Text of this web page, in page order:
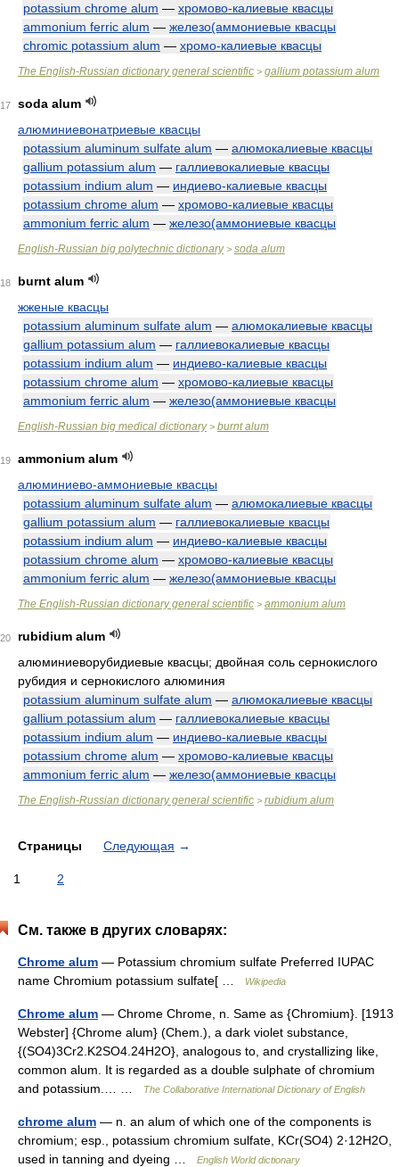
potassium chrome alum — хромово-калиевые квасцы
ammonium ferric alum — железо(аммониевые квасцы
chromic potassium alum — хромо-калиевые квасцы
The English-Russian dictionary general scientific > gallium potassium alum
17
soda alum
алюминиевонатриевые квасцы
potassium aluminum sulfate alum — алюмокалиевые квасцы
gallium potassium alum — галлиевокалиевые квасцы
potassium indium alum — индиево-калиевые квасцы
potassium chrome alum — хромово-калиевые квасцы
ammonium ferric alum — железо(аммониевые квасцы
English-Russian big polytechnic dictionary> soda alum
18
burnt alum
жженые квасцы
potassium aluminum sulfate alum — алюмокалиевые квасцы
gallium potassium alum — галлиевокалиевые квасцы
potassium indium alum — индиево-калиевые квасцы
potassium chrome alum — хромово-калиевые квасцы
ammonium ferric alum — железо(аммониевые квасцы
English-Russian big medical dictionary> burnt alum
19
ammonium alum
алюминиево-аммониевые квасцы
potassium aluminum sulfate alum — алюмокалиевые квасцы
gallium potassium alum — галлиевокалиевые квасцы
potassium indium alum — индиево-калиевые квасцы
potassium chrome alum — хромово-калиевые квасцы
ammonium ferric alum — железо(аммониевые квасцы
The English-Russian dictionary general scientific > ammonium alum
20
rubidium alum
алюминиеворубидиевые квасцы; двойная соль сернокислого
рубидия и сернокислого алюминия
potassium aluminum sulfate alum — алюмокалиевые квасцы
gallium potassium alum — галлиевокалиевые квасцы
potassium indium alum — индиево-калиевые квасцы
potassium chrome alum — хромово-калиевые квасцы
ammonium ferric alum — железо(аммониевые квасцы
The English-Russian dictionary general scientific > rubidium alum
Страницы Следующая →
1 2
См. также в других словарях:
Chrome alum — Potassium chromium sulfate Preferred IUPAC
name Chromium potassium sulfate[ …
Wikipedia
Chrome alum — Chrome Chrome, n. Same as {Chromium}. [1913
Webster] {Chrome alum} (Chem.), a dark violet substance,
{(SO4)3Cr2.K2SO4.24H2O}, analogous to, and crystallizing like,
common alum. It is regarded as a double sulphate of chromium
and potassium.… …
The Collaborative International Dictionary of English
chrome alum — n. an alum of which one of the components is
chromium; esp., potassium chromium sulfate, KCr(SO4) 2·12H2O,
used in tanning and dyeing …
English World dictionary